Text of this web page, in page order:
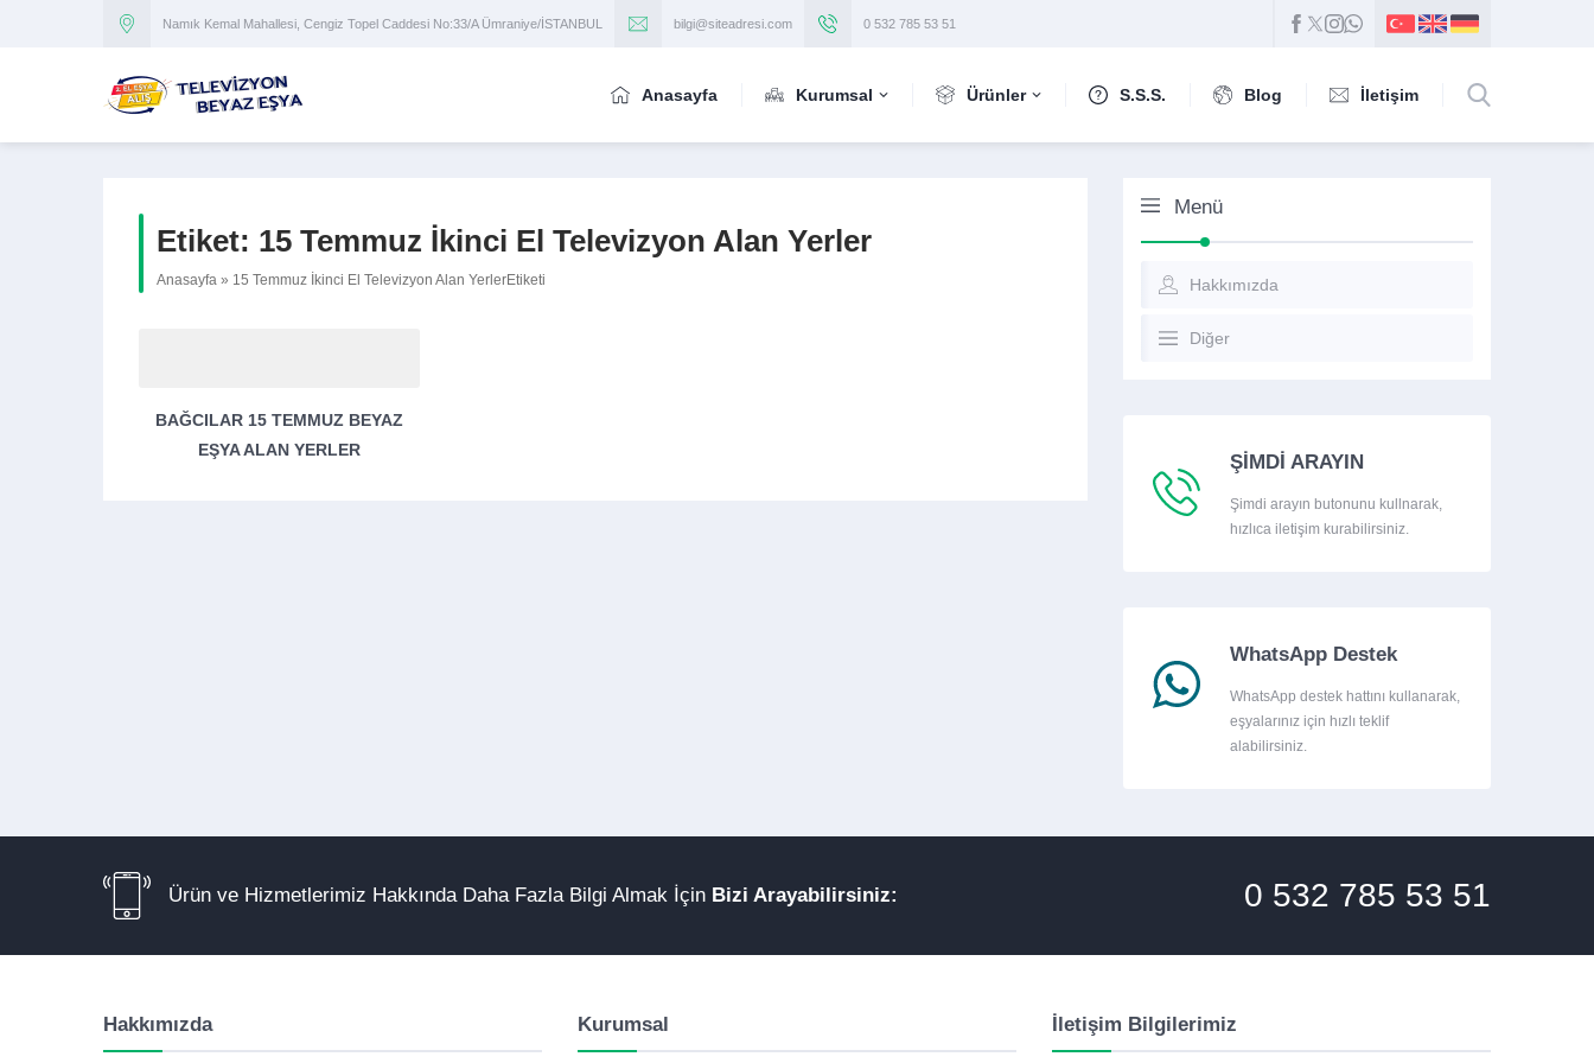
Namık Kemal Mahallesi, Cengiz Topel Caddesi No:33/A Ümraniye/İSTANBUL bilgi@siteadresi.com 0 532 785 53 51
Anasayfa Kurumsal Ürünler S.S.S. Blog İletişim
Etiket: 15 Temmuz İkinci El Televizyon Alan Yerler
Anasayfa » 15 Temmuz İkinci El Televizyon Alan YerlerEtiketi
BAĞCILAR 15 TEMMUZ BEYAZ
EŞYA ALAN YERLER
Menü
Hakkımızda
Diğer
ŞİMDİ ARAYIN
Şimdi arayın butonunu kullnarak,
hızlıca iletişim kurabilirsiniz.
WhatsApp Destek
WhatsApp destek hattını kullanarak,
eşyalarınız için hızlı teklif
alabilirsiniz.
Ürün ve Hizmetlerimiz Hakkında Daha Fazla Bilgi Almak İçin Bizi Arayabilirsiniz: 0 532 785 53 51
Hakkımızda Kurumsal İletişim Bilgilerimiz